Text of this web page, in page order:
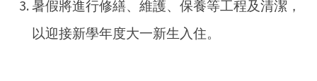
暑假將進行修繕、維護、保養等工程及清潔 ，
以迎接新學年度大一新生入住。